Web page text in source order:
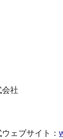
社
ェブサイト：